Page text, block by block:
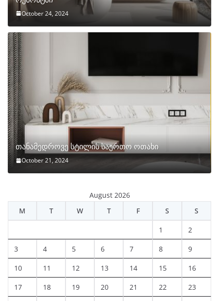
October 24, 2024
თანამედროვე სტილის საერთო ოთახი
October 21, 2024
August 2026
M
T W T F S S
1 2
3 4 5 6 7 8 9
10 11 12 13 14 15 16
17 18 19 20 21 22 23